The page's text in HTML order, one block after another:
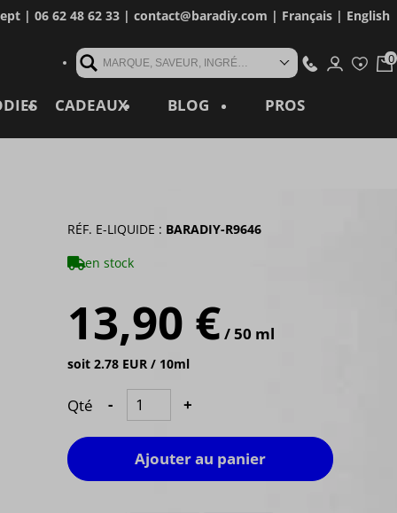
| 06 62 48 62 33 | contact@baradiy.com | Français| English
MARQUE, SAVEUR, INGRÉDIENT, RÉFÉRENCE, MOT CLÉ...
CADEAUX BLOG PROS
RÉF. E-LIQUIDE : BARADIY-R9646
en stock
13,90 €/ 50 ml
soit 2.78 EUR / 10ml
Qté - +
Ajouter au panier